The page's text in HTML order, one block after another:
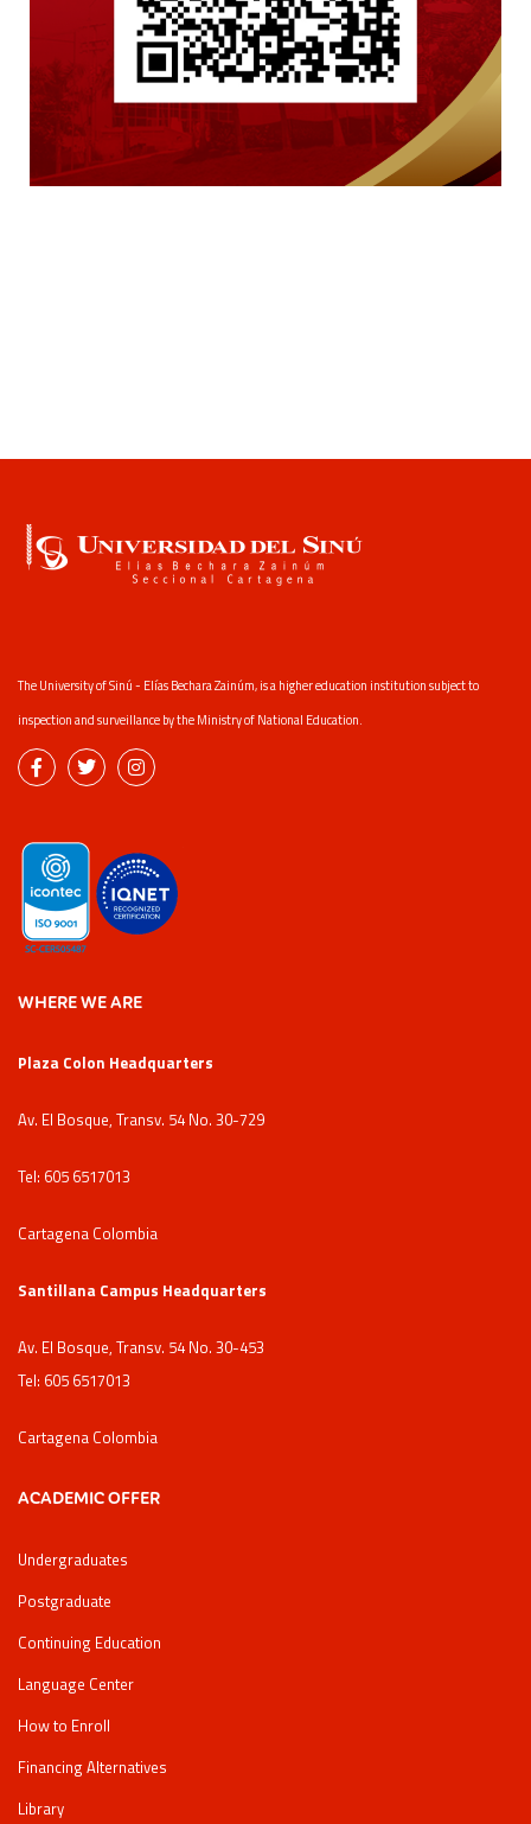
The University of Sinú - Elías Bechara Zainúm, is a higher education institution subject to
inspection and surveillance by the Ministry of National Education.
WHERE WE ARE
Plaza Colon Headquarters
Av. El Bosque, Transv. 54 No. 30-729
Tel: 605 6517013
Cartagena Colombia
Santillana Campus Headquarters
Av. El Bosque, Transv. 54 No. 30-453
Tel: 605 6517013
Cartagena Colombia
ACADEMIC OFFER
Undergraduates
Postgraduate
Continuing Education
Language Center
How to Enroll
Financing Alternatives
Library